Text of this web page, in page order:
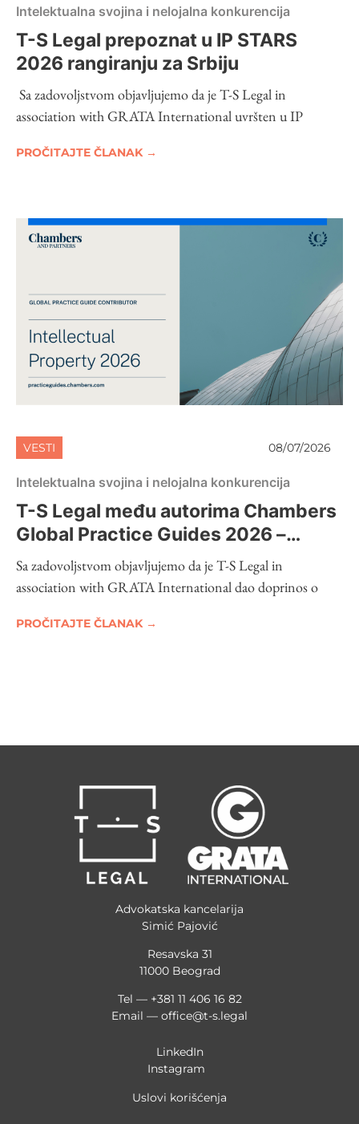
Intelektualna svojina i nelojalna konkurencija
T-S Legal prepoznat u IP STARS
2026 rangiranju za Srbiju
Sa zadovoljstvom objavljujemo da je T-S Legal in
association with GRATA International uvršten u IP
PROČITAJTE ČLANAK →
VESTI 08/07/2026
Intelektualna svojina i nelojalna konkurencija
T-S Legal među autorima Chambers
Global Practice Guides 2026 –
Intellectual Property
Sa zadovoljstvom objavljujemo da je T-S Legal in
association with GRATA International dao doprinos o
PROČITAJTE ČLANAK →
Advokatska kancelarija
Simić Pajović
Resavska 31
11000 Beograd
Tel — +381 11 406 16 82
Email — office@t-s.legal
LinkedIn
Instagram
Uslovi korišćenja